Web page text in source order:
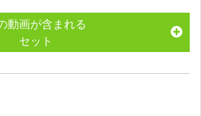
動画が含まれる
セット